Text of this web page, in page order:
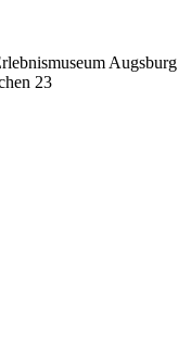
Augsburg
23